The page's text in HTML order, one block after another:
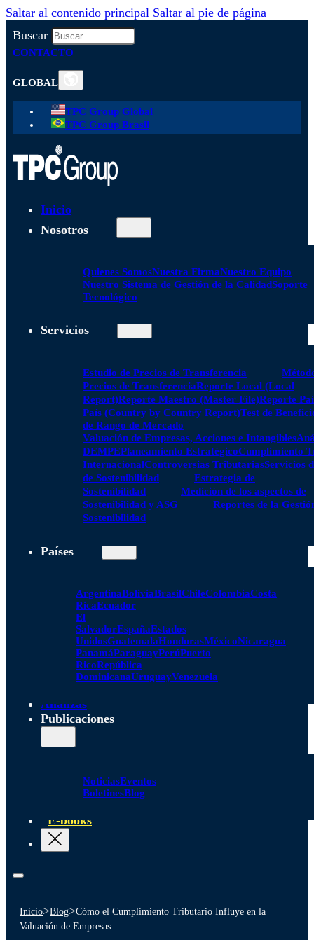
Saltar al contenido principal Saltar al pie de página
Buscar
CONTACTO
GLOBAL
TPC Group Global
TPC Group Brasil
Inicio
Nosotros
Quienes SomosNuestra FirmaNuestro Equipo
Nuestro Sistema de Gestión de la CalidadSoporte
Tecnológico
Servicios
Estudio de Precios de Transferencia
Precios de TransferenciaReporte Local (Local
Report)Reporte Maestro (Master File)Reporte
País (Country by Country Report)Test de
de Rango de Mercado
Valuación de Empresas, Acciones e Intangibles
DEMPEPlaneamiento EstratégicoCumplimiento
InternacionalControversias TributariasServicios
de Sostenibilidad
Estrategia de
Sostenibilidad
Medición de los aspectos de
Sostenibilidad y ASG
Reportes de la
Sostenibilidad
Países
ArgentinaBoliviaBrasilChileColombiaCosta
RicaEcuador
El
SalvadorEspañaEstados
UnidosGuatemalaHondurasMéxicoNicaragua
PanamáParaguayPerúPuerto
RicoRepública
DominicanaUruguayVenezuela
Alianzas
Publicaciones
NoticiasEventos
BoletinesBlog
E-books
Inicio>Blog>Cómo el Cumplimiento Tributario Influye en la
Valuación de Empresas